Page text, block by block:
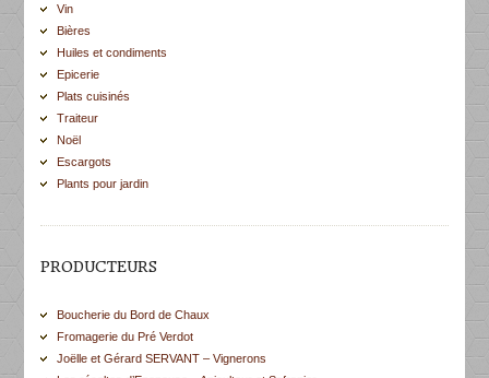
Vin
Bières
Huiles et condiments
Epicerie
Plats cuisinés
Traiteur
Noël
Escargots
Plants pour jardin
PRODUCTEURS
Boucherie du Bord de Chaux
Fromagerie du Pré Verdot
Joëlle et Gérard SERVANT – Vignerons